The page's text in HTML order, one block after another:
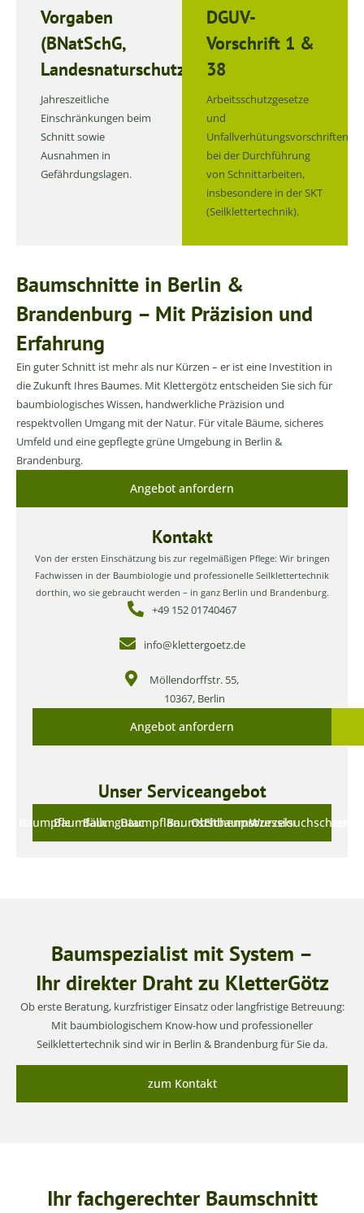
Kontakt
Von der ersten Einschätzung bis zur regelmäßigen Pflege: Wir bringen
Fachwissen in der Baumbiologie und professionelle Seilklettertechnik
dorthin, wo sie gebraucht werden – in ganz Berlin und Brandenburg.
+49 152 01740467
info@klettergoetz.de
Möllendorffstr. 55,
10367, Berlin
Angebot anfordern
Unser Serviceangebot
BaumpflegeBaumfällung
Baumgutachten
Baumpflanzung
Baumschnitt
Obstbaumschnitt
Eichenprozessionsspinner
Vorgaben
(BNatSchG,
Landesnaturschutzgesetze)
Jahreszeitliche
Einschränkungen beim
Schnitt sowie
Ausnahmen in
Gefährdungslagen.
DGUV-
Vorschrift 1 &
38
Arbeitsschutzgesetze
und
Unfallverhütungsvorschriften
bei der Durchführung
von Schnittarbeiten,
insbesondere in der SKT
(Seilklettertechnik).
Baumschnitte in Berlin &
Brandenburg – Mit Präzision und
Erfahrung
Ein guter Schnitt ist mehr als nur Kürzen – er ist eine Investition in
die Zukunft Ihres Baumes. Mit Klettergötz entscheiden Sie sich für
baumbiologisches Wissen, handwerkliche Präzision und
respektvollen Umgang mit der Natur. Für vitale Bäume, sicheres
Umfeld und eine gepflegte grüne Umgebung in Berlin &
Brandenburg.
Angebot anfordern
Baumspezialist mit System –
Ihr direkter Draht zu KletterGötz
Ob erste Beratung, kurzfristiger Einsatz oder langfristige Betreuung:
Mit baumbiologischem Know-how und professioneller
Seilklettertechnik sind wir in Berlin & Brandenburg für Sie da.
zum Kontakt
Ihr fachgerechter Baumschnitt